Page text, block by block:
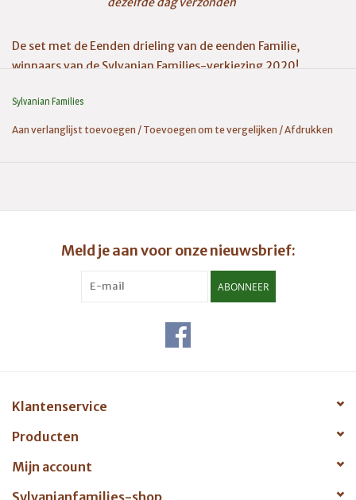
De set met de Eenden drieling van de eenden Familie,
winnaars van de Sylvanian Families-verkiezing 2020!
De set bevat de eendendrieling in pastelkleurige
rondrijden. Alle drie de drielingen passen in de kinderwagen.
Sylvanian Families
Aan verlanglijst toevoegen / Toevoegen om te vergelijken /Afdrukken
Meld je aan voor onze nieuwsbrief:
ABONNEER
Klantenservice
Producten
Mijn account